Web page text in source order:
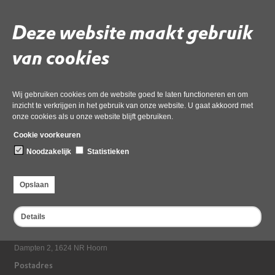
Deze website maakt gebruik
van cookies
Wij gebruiken cookies om de website goed te laten functioneren en om
inzicht te verkrijgen in het gebruik van onze website. U gaat akkoord met
onze cookies als u onze website blijft gebruiken.
Cookie voorkeuren
Noodzakelijk
Statistieken
Opslaan
Details
Gebruik de onderstaande link om het document te downloaden.
Download ‘4 aanvraag Watersnip Memo reactie ODNHN
Deel deze pagina
Dampten 2, 1624 NR Hoorn
Postadres